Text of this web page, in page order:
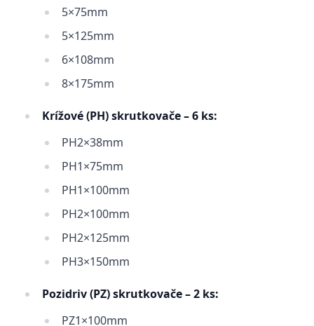
5×75mm
5×125mm
6×108mm
8×175mm
Krížové (PH) skrutkovače – 6 ks:
PH2×38mm
PH1×75mm
PH1×100mm
PH2×100mm
PH2×125mm
PH3×150mm
Pozidriv (PZ) skrutkovače – 2 ks:
PZ1×100mm